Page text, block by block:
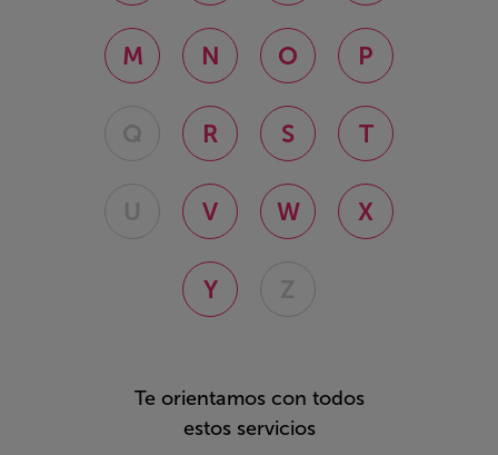
M N O P
Q R S T
U V W X
Y Z
Te orientamos con todos
estos servicios